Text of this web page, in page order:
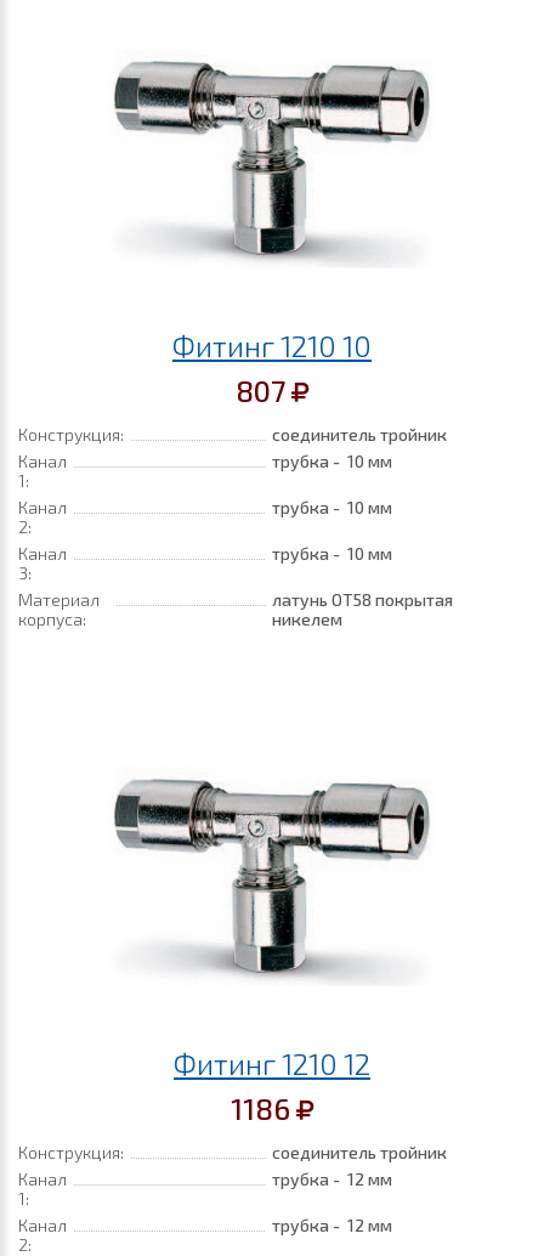
Фитинг 1210 10
807
Конструкция:
соединитель тройник
Канал
1:
трубка - 10 мм
Канал
2:
трубка - 10 мм
Канал
3:
трубка - 10 мм
Материал
корпуса:
латунь ОТ58 покрытая
никелем
Фитинг 1210 12
1186
Конструкция:
соединитель тройник
Канал
1:
трубка - 12 мм
Канал
2:
трубка - 12 мм